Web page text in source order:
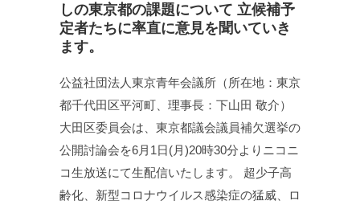
しの東京都の課題について ⽴候補予
定者たちに率直に意⾒を聞いていき
ます。
公益社団法⼈東京⻘年会議所（所在地：東京
都千代⽥区平河町、理事⻑：下⼭⽥ 敬介）
⼤⽥区委員会は、東京都議会議員補⽋選挙の
公開討論会を6⽉1⽇(⽉)20時30分よりニコニ
コ⽣放送にて⽣配信いたします。 超少⼦⾼
齢化、新型コロナウイルス感染症の猛威、ロ